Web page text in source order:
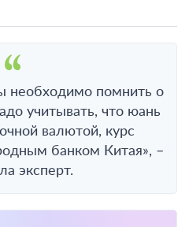
необходимо помнить о
учитывать, что юань
валютой, курс
банком Китая», –
эксперт.